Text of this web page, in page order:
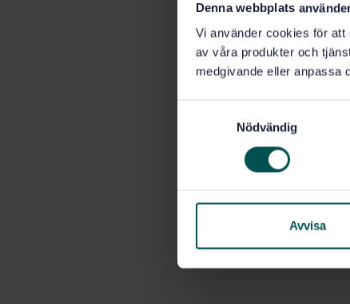
Denna webbplats
Vi använder cookies för
av våra produkter och
medgivande eller anpassa
s
Nödvändig
Avvisa